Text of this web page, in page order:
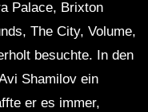
Palace, Brixton
The City, Volume,
besuchte. In den
Shamilov ein
er es immer,